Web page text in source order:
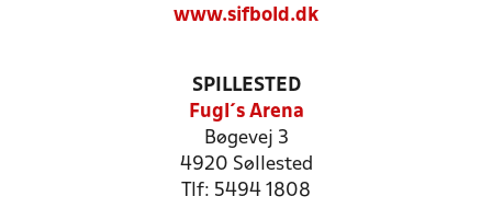
www.sifbold.dk
SPILLESTED
Fugl´s Arena
Bøgevej 3
4920 Søllested
Tlf: 5494 1808